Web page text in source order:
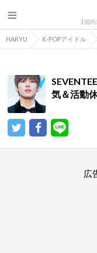
【国
HARYU K-POPアイドル
気＆活動
広